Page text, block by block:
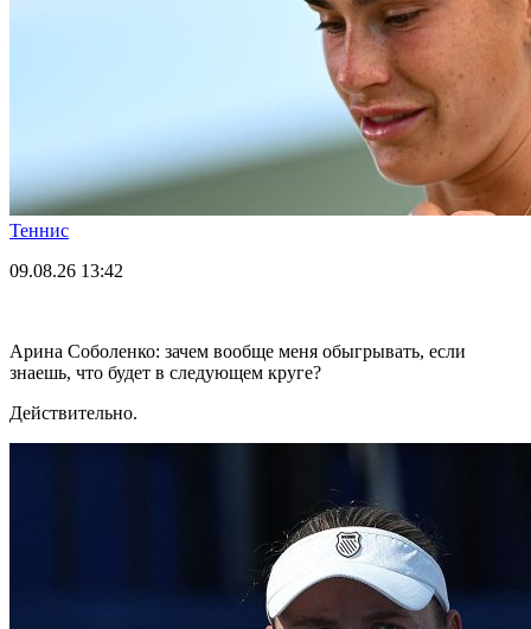
Теннис
09.08.26 13:42
Арина Соболенко: зачем вообще меня обыгрывать, если
знаешь, что будет в следующем круге?
Действительно.